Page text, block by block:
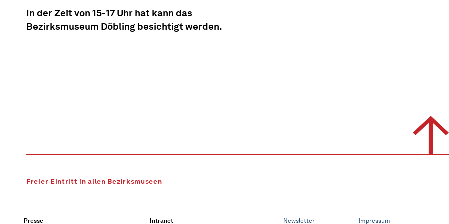
In der Zeit von 15-17 Uhr hat kann das
Bezirksmuseum Döbling besichtigt werden.
Freier Eintritt in allen Bezirksmuseen
Presse Intranet Newsletter Impressum